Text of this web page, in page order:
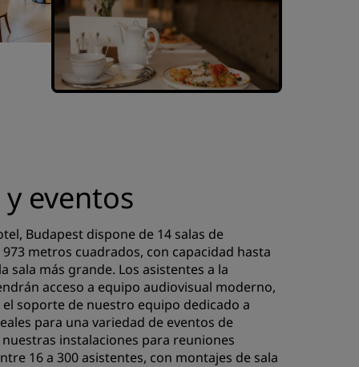
eventos
Budapest dispone de 14 salas de
metros cuadrados, con capacidad hasta
sala más grande. Los asistentes a la
acceso a equipo audiovisual moderno,
soporte de nuestro equipo dedicado a
para una variedad de eventos de
instalaciones para reuniones
16 a 300 asistentes, con montajes de sala